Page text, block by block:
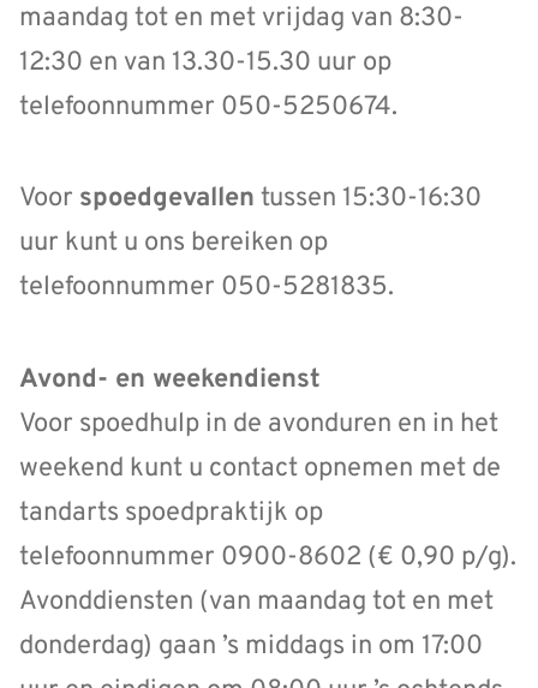
maandag tot en met vrijdag van 8:30-
12:30 en van 13.30-15.30 uur op
telefoonnummer 050-5250674.
Voor spoedgevallen tussen 15:30-16:30
uur kunt u ons bereiken op
telefoonnummer 050-5281835.
Avond- en weekendienst
Voor spoedhulp in de avonduren en in het
weekend kunt u contact opnemen met de
tandarts spoedpraktijk op
telefoonnummer 0900-8602 (€ 0,90 p/g).
Avonddiensten (van maandag tot en met
donderdag) gaan ’s middags in om 17:00